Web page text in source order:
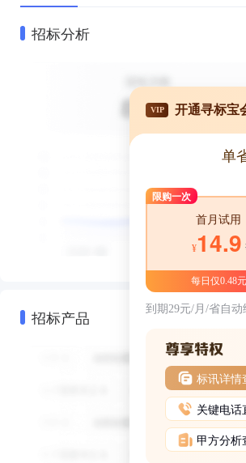
招标分析
招标产品
VIP 开通寻标宝
单
限购一次
首月试用
¥14.9
每日仅0.48元
到期29元/月/省自动
标讯详情
关键电话
甲方分析